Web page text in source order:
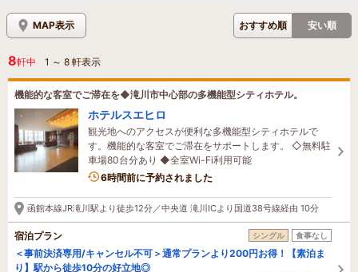
MAP表示 おすすめ順 安い順
8軒中 1 ～ 8 軒表示
機能的な客室でご滞在を◆滝川市中心部の多機能型シティホテル。
ホテルスエヒロ
観光地へのアクセスが便利な多機能型シティホテルで
す。機能的な客室でご滞在をサポートします。 ◇無料駐
車場80台分あり ◆全室Wi-Fi利用可能
6時間前に予約されました
函館本線JR滝川駅より徒歩12分／中央道 滝川ICより国道38号線経由 10分
宿泊プラン シングル 食事なし
＜事前決済専用/キャンセル不可＞通常プランより200円お得！【素泊ま
り】駅から徒歩10分の好立地◎